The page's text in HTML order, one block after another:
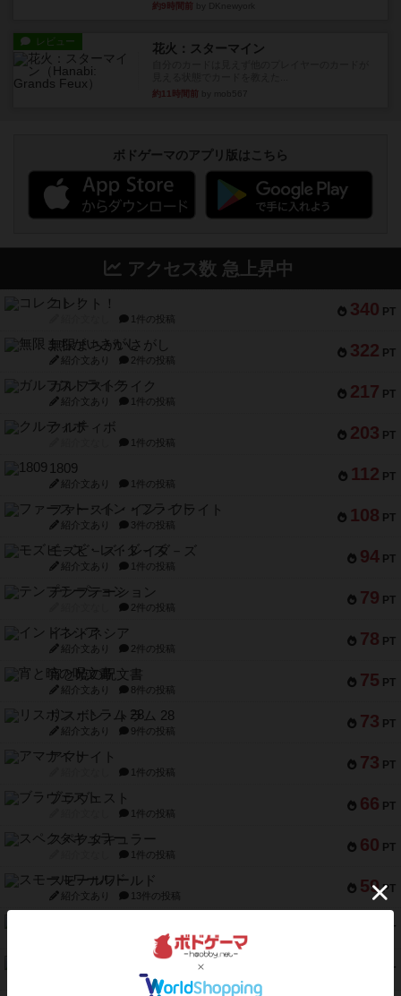
約9時間前
レビュー 花火：スターマイン
約11時間前
ボドゲーマのアプリ版はこちら
アクセス数 急上昇中
340 PT
コレクト！
1件の投稿
322 PT
無限まちがいさがし
紹介文あり 2件の投稿
217 PT
ガルフストライク
紹介文あり 1件の投稿
203 PT
クルティボ
1件の投稿
112 PT
1809
紹介文あり 1件の投稿
108 PT
ファースト・イン・フライト
紹介文あり 3件の投稿
94 PT
モズビ－ズ・レイダ－ズ
紹介文あり 1件の投稿
79 PT
テンプテーション
2件の投稿
78 PT
インドネシア
紹介文あり 2件の投稿
75 PT
宵と暁の呪文書
紹介文あり 8件の投稿
73 PT
リスボン・トラム 28
紹介文あり 9件の投稿
73 PT
アマナイト
1件の投稿
66 PT
ブラヴェスト
1件の投稿
60 PT
スペクタキュラー
1件の投稿
59 PT
スモールワールド
紹介文あり 13件の投稿
PT
2件の投稿
PT
Bitter End ブタペスト救出作戦
1件の投稿